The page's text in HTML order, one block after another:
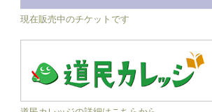
現在販売中のチケットです